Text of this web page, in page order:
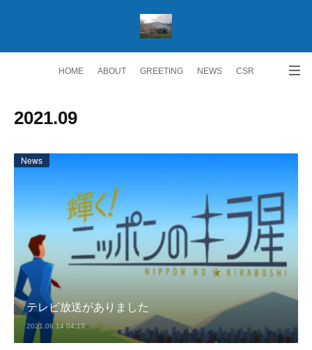
HOME ABOUT GREETING NEWS CSR
2021.09
News
テレビ放送がありました
2021.09.14 04:13